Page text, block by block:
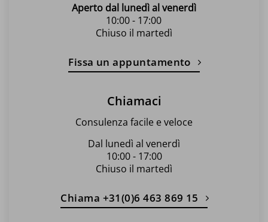
Aperto dal lunedì al venerdì
10:00 - 17:00
Chiuso il martedì
Fissa un appuntamento
Chiamaci
Consulenza facile e veloce
Dal lunedì al venerdì
10:00 - 17:00
Chiuso il martedì
Chiama +31(0)6 463 869 15